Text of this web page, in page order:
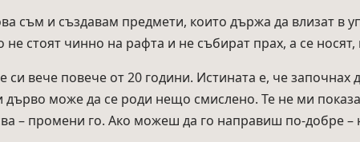
съм и създавам предмети, които държа да влизат в
не стоят чинно на рафта и не събират прах, а се
си вече повече от 20 години. Истината е, че
дърво може да се роди нещо смислено. Те не ми
– промени го. Ако можеш да го направиш по-добре –